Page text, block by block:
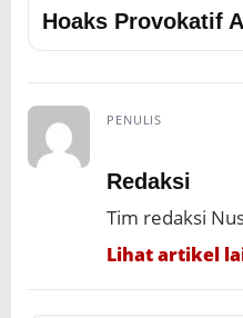
Hoaks Provokatif
PENULIS
Redaksi
Tim redaksi
Lihat artikel